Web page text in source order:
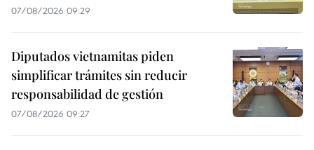
07/08/2026 09:29
Diputados vietnamitas piden
simplificar trámites sin reducir
responsabilidad de gestión
07/08/2026 09:27